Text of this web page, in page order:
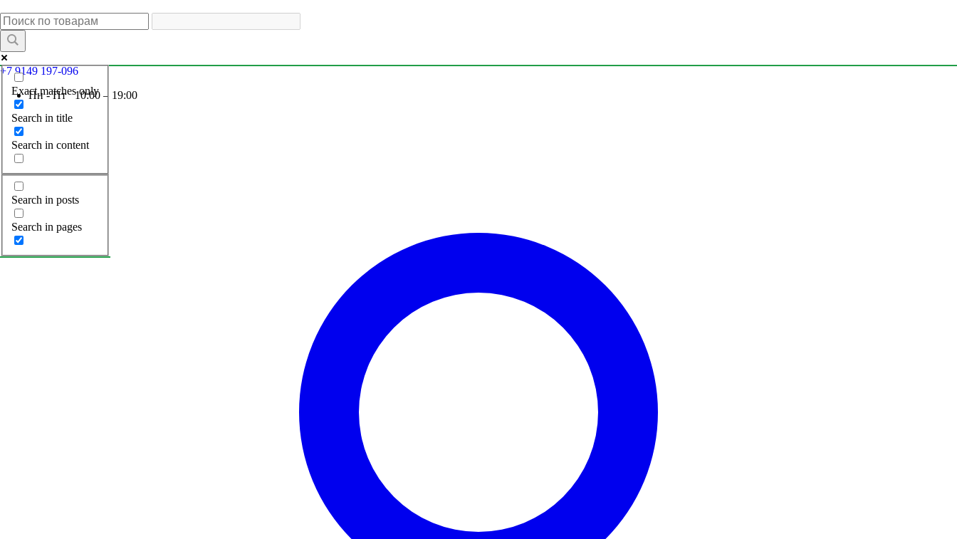
Exact matches only
Search in title
Search in content
Search in posts
Search in pages
+7 9149 197-096
Пн - Пт 10:00 – 19:00